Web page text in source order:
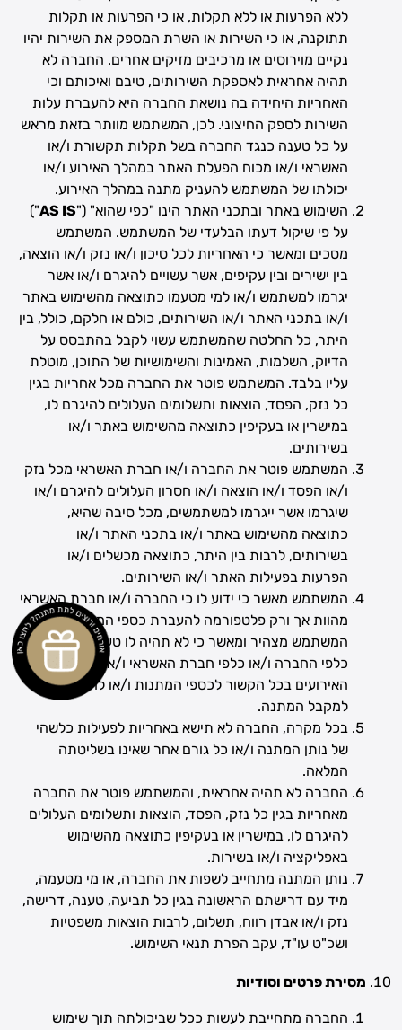
ללא הפרעות או ללא תקלות, או כי הפרעות או תקלות
תתוקנה, או כי השירות או השרת המספק את השירות יהיו
נקיים מוירוסים או מרכיבים מזיקים אחרים. החברה לא
תהיה אחראית לאספקת השירותים, טיבם ואיכותם וכי
האחריות היחידה בה נושאת החברה היא להעברת עלות
השירות לספק החיצוני. לכן, המשתמש מוותר בזאת מראש
על כל טענה כנגד החברה בשל תקלות תקשורת ו/או
האשראי ו/או מכוח הפעלת האתר במהלך האירוע ו/או
יכולתו של המשתמש להעניק מתנה במהלך האירוע.
השימוש באתר ובתכני האתר הינו "כפי שהוא" ("AS IS
")
על פי שיקול דעתו הבלעדי של המשתמש. המשתמש
מסכים ומאשר כי האחריות לכל סיכון ו/או נזק ו/או הוצאה,
בין ישירים ובין עקיפים, אשר עשויים להיגרם ו/או אשר
יגרמו למשתמש ו/או למי מטעמו כתוצאה מהשימוש באתר
ו/או בתכני האתר ו/או השירותים, כולם או חלקם, כולל, בין
היתר, כל החלטה שהמשתמש עשוי לקבל בהתבסס על
הדיוק, השלמות, האמינות והשימושיות של התוכן, מוטלת
עליו בלבד. המשתמש פוטר את החברה מכל אחריות בגין
כל נזק, הפסד, הוצאות ותשלומים העלולים להיגרם לו,
במישרין או בעקיפין כתוצאה מהשימוש באתר ו/או
בשירותים.
המשתמש פוטר את החברה ו/או חברת האשראי מכל נזק
ו/או הפסד ו/או הוצאה ו/או חסרון העלולים להיגרם ו/או
שיגרמו אשר ייגרמו למשתמשים, מכל סיבה שהיא,
כתוצאה מהשימוש באתר ו/או בתכני האתר ו/או
בשירותים, לרבות בין היתר, כתוצאה מכשלים ו/או
הפרעות בפעילות האתר ו/או השירותים.
המשתמש מאשר כי ידוע לו כי החברה ו/או חברת האשראי
מהוות אך ורק פלטפורמה להעברת כספי המתנות ולפיכך
המשתמש מצהיר ומאשר כי לא תהיה לו טענה ו/או דרישה
כלפי החברה ו/או כלפי חברת האשראי ו/או כלפי אולם
האירועים בכל הקשור לכספי המתנות ו/או להעברתם
למקבל המתנה.
בכל מקרה, החברה לא תישא באחריות לפעילות כלשהי
של נותן המתנה ו/או כל גורם אחר שאינו בשליטתה
המלאה.
החברה לא תהיה אחראית, והמשתמש פוטר את החברה
מאחריות בגין כל נזק, הפסד, הוצאות ותשלומים העלולים
להיגרם לו, במישרין או בעקיפין כתוצאה מהשימוש
באפליקציה ו/או בשירות.
נותן המתנה מתחייב לשפות את החברה, או מי מטעמה,
מיד עם דרישתם הראשונה בגין כל תביעה, טענה, דרישה,
נזק ו/או אבדן רווח, תשלום, לרבות הוצאות משפטיות
ושכ"ט עו"ד, עקב הפרת תנאי השימוש.
מסירת פרטים וסודיות
החברה מתחייבת לעשות ככל שביכולתה תוך שימוש